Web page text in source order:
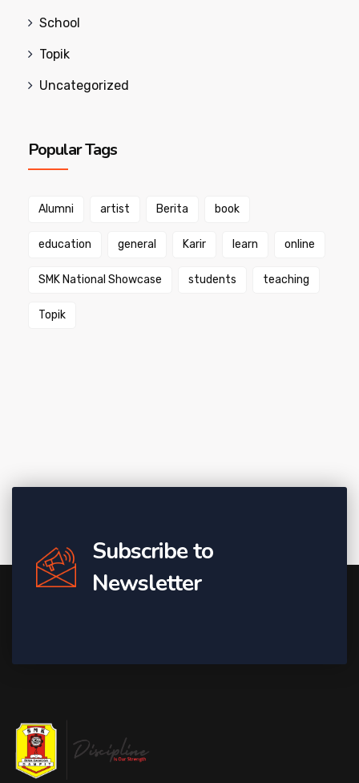
School
Topik
Uncategorized
Popular Tags
Alumni artist Berita book
education general Karir learn online
SMK National Showcase students teaching
Topik
Subscribe to
Newsletter